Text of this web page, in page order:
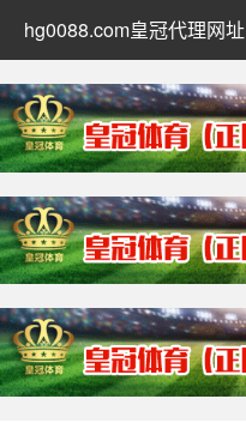
hg0088.com皇冠代理网址